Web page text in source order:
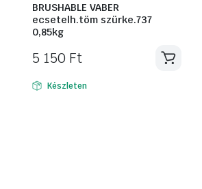
BRUSHABLE VABER
ecsetelh.töm szürke.737
0,85kg
5 150 Ft
Készleten